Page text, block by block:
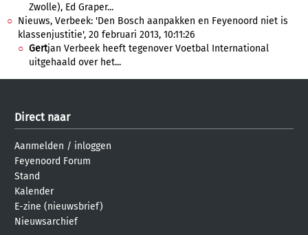
Zwolle), Ed Graper...
Nieuws, Verbeek: 'Den Bosch aanpakken en Feyenoord niet is
klassenjustitie', 20 februari 2013, 10:11:26
Gertjan Verbeek heeft tegenover Voetbal International
uitgehaald over het...
Direct naar
Aanmelden / inloggen
Feyenoord Forum
Stand
Kalender
E-zine (nieuwsbrief)
Nieuwsarchief